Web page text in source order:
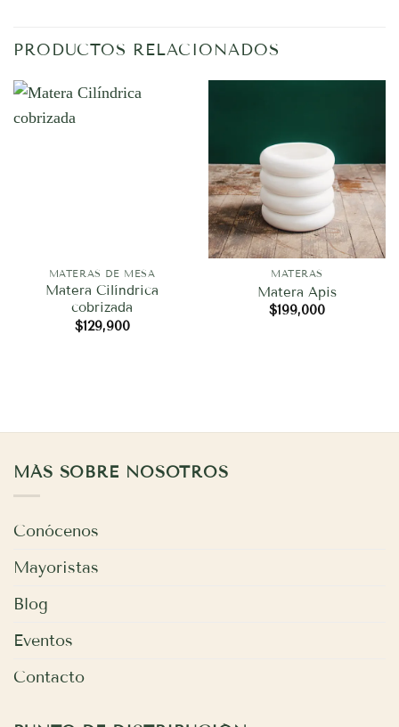
PRODUCTOS RELACIONADOS
MATERAS DE MESA
Matera Cilíndrica
cobrizada
$129,900
MATERAS
Matera Apis
$199,000
MÁS SOBRE NOSOTROS
Conócenos
Mayoristas
Blog
Eventos
Contacto